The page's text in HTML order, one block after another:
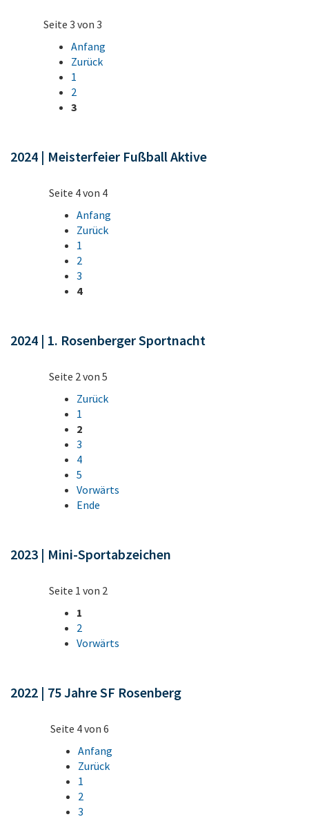
Seite 3 von 3
Anfang
Zurück
1
2
3
2024 | Meisterfeier Fußball Aktive
Seite 4 von 4
Anfang
Zurück
1
2
3
4
2024 | 1. Rosenberger Sportnacht
Seite 2 von 5
Zurück
1
2
3
4
5
Vorwärts
Ende
2023 | Mini-Sportabzeichen
Seite 1 von 2
1
2
Vorwärts
2022 | 75 Jahre SF Rosenberg
Seite 4 von 6
Anfang
Zurück
1
2
3